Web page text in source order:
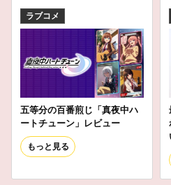
ラブコメ
五等分の百番煎じ「真夜中ハ
ートチューン」レビュー
もっと見る